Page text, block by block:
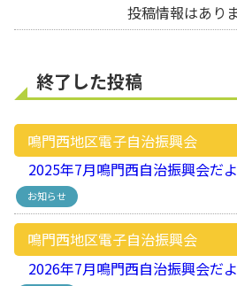
投稿情報はあり
終了した投稿
鳴門西地区電子自治振興会
2025年7月鳴門西自治振興会だよ
お知らせ
鳴門西地区電子自治振興会
2026年7月鳴門西自治振興会だよ